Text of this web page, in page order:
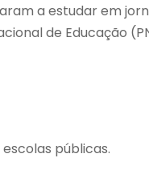
a estudar em
de Educação
públicas.